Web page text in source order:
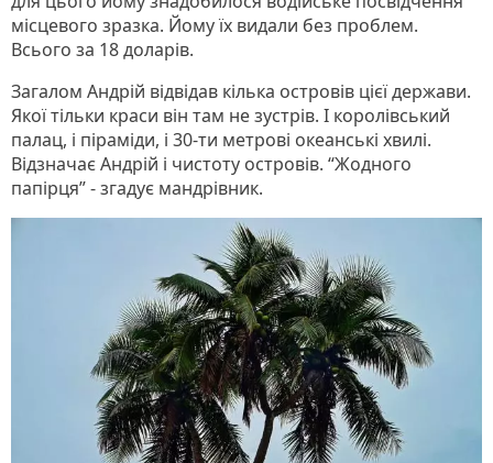
місцевого зразка. Йому їх видали без проблем.
Всього за 18 доларів.
Загалом Андрій відвідав кілька островів цієї держави.
Якої тільки краси він там не зустрів. І королівський
палац, і піраміди, і 30-ти метрові океанські хвилі.
Відзначає Андрій і чистоту островів. “Жодного
папірця” - згадує мандрівник.